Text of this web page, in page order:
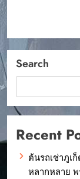
Search
Recent
ต้นรถเช่าภูเ
หลากหลาย